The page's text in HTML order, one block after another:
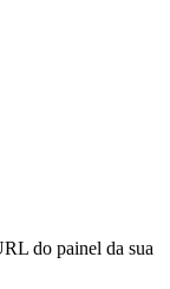
do painel da sua